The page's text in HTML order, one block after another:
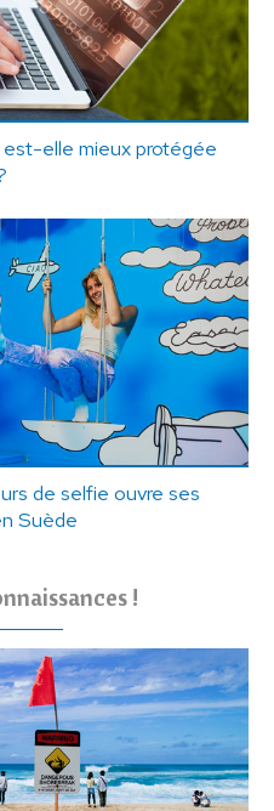
elle mieux protégée
de selfie ouvre ses
Suède
!